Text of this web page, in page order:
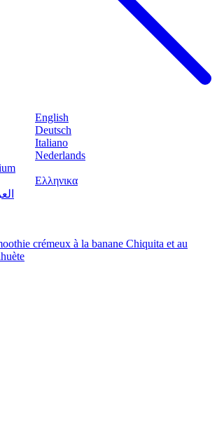
English
Deutsch
Italiano
Nederlands
Ελληνικα
crémeux à la banane Chiquita et au